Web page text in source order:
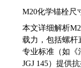
M20化学锚栓尺
本文详细解析
载力，包括螺杆
专业标准（如《
JGJ 145）提供